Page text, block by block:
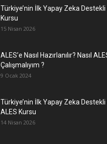
Türkiye’nin İlk Yapay Zeka Destekli
Kursu
15 Nisan 2026
ALES’e Nasıl Hazırlanılır? Nasıl
Çalışmalıyım ?
9 Ocak 2024
Türkiye’nin İlk Yapay Zeka Destekli
ALES Kursu
14 Nisan 2026